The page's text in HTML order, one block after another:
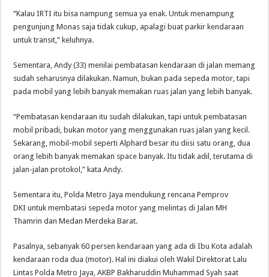
“Kalau IRTI itu bisa nampung semua ya enak. Untuk menampung
pengunjung Monas saja tidak cukup, apalagi buat parkir kendaraan
untuk transit,” keluhnya.
Sementara, Andy (33) menilai pembatasan kendaraan di jalan memang
sudah seharusnya dilakukan. Namun, bukan pada sepeda motor, tapi
pada mobil yang lebih banyak memakan ruas jalan yang lebih banyak.
“Pembatasan kendaraan itu sudah dilakukan, tapi untuk pembatasan
mobil pribadi, bukan motor yang menggunakan ruas jalan yang kecil.
Sekarang, mobil-mobil seperti Alphard besar itu diisi satu orang, dua
orang lebih banyak memakan space banyak. Itu tidak adil, terutama di
jalan-jalan protokol,” kata Andy.
Sementara itu, Polda Metro Jaya mendukung rencana Pemprov
DKI untuk membatasi sepeda motor yang melintas di Jalan MH
Thamrin dan Medan Merdeka Barat.
Pasalnya, sebanyak 60 persen kendaraan yang ada di Ibu Kota adalah
kendaraan roda dua (motor). Hal ini diakui oleh Wakil Direktorat Lalu
Lintas Polda Metro Jaya, AKBP Bakharuddin Muhammad Syah saat